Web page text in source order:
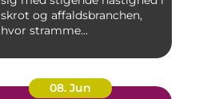
skrot og affaldsbranchen,
hvor stramme...
08. Jun